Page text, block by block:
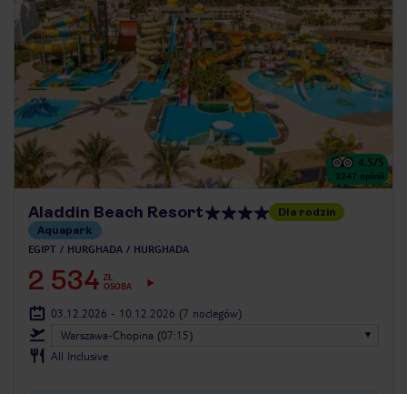
4.5/5
3247 opinii
Aladdin Beach Resort
Dla rodzin
Aquapark
EGIPT HURGHADA HURGHADA
2 534 ZŁ
OSOBA
03.12.2026 - 10.12.2026 (7 noclegów)
Warszawa-Chopina (07:15)
All Inclusive